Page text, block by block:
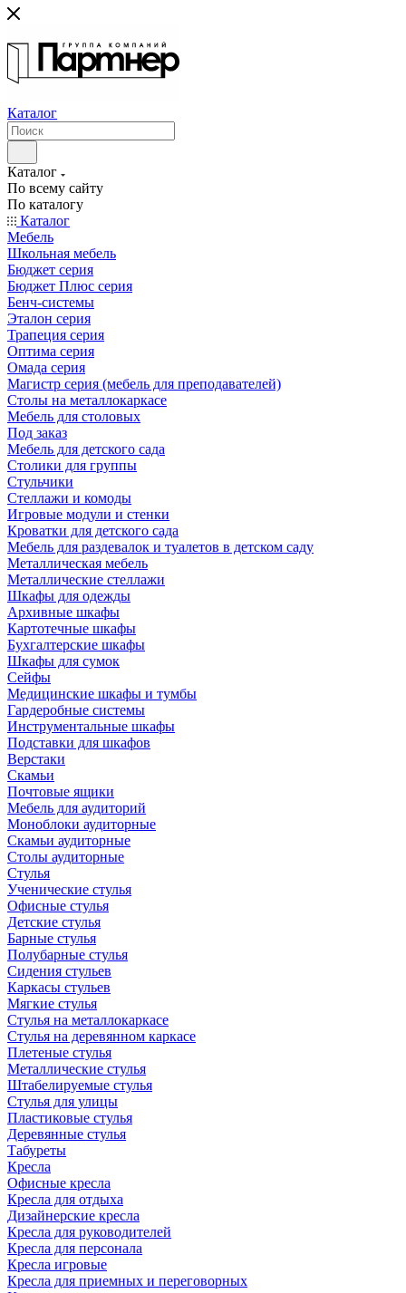
Каталог
Каталог
По всему сайту
По каталогу
Каталог
Мебель
Школьная мебель
Бюджет серия
Бюджет Плюс серия
Бенч-системы
Эталон серия
Трапеция серия
Оптима серия
Омада серия
Магистр серия (мебель для преподавателей)
Столы на металлокаркасе
Мебель для столовых
Под заказ
Мебель для детского сада
Столики для группы
Стульчики
Стеллажи и комоды
Игровые модули и стенки
Кроватки для детского сада
Мебель для раздевалок и туалетов в детском саду
Металлическая мебель
Металлические стеллажи
Шкафы для одежды
Архивные шкафы
Картотечные шкафы
Бухгалтерские шкафы
Шкафы для сумок
Сейфы
Медицинские шкафы и тумбы
Гардеробные системы
Инструментальные шкафы
Подставки для шкафов
Верстаки
Скамьи
Почтовые ящики
Мебель для аудиторий
Моноблоки аудиторные
Скамьи аудиторные
Столы аудиторные
Стулья
Ученические стулья
Офисные стулья
Детские стулья
Барные стулья
Полубарные стулья
Сидения стульев
Каркасы стульев
Мягкие стулья
Стулья на металлокаркасе
Стулья на деревянном каркасе
Плетеные стулья
Металлические стулья
Штабелируемые стулья
Стулья для улицы
Пластиковые стулья
Деревянные стулья
Табуреты
Кресла
Офисные кресла
Кресла для отдыха
Дизайнерские кресла
Кресла для руководителей
Кресла для персонала
Кресла игровые
Кресла для приемных и переговорных